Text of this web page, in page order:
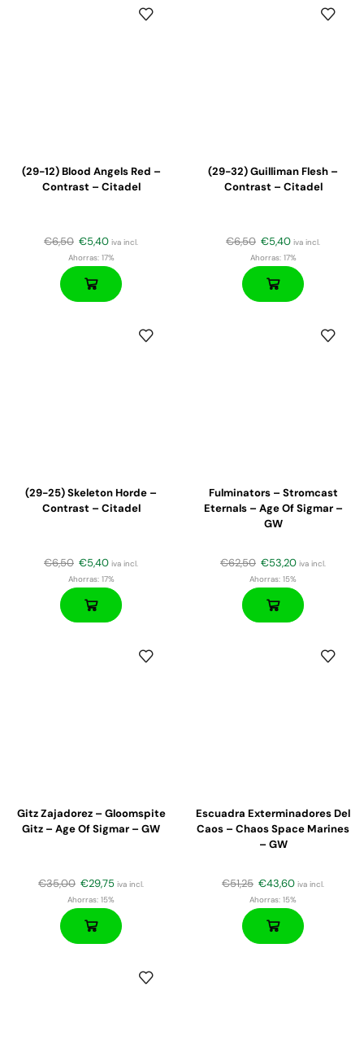
(29-12) Blood Angels Red –
Contrast – Citadel
€6,50 €5,40 iva incl.
Ahorras:17%
(29-32) Guilliman Flesh –
Contrast – Citadel
€6,50 €5,40 iva incl.
Ahorras:17%
(29-25) Skeleton Horde –
Contrast – Citadel
€6,50 €5,40 iva incl.
Ahorras:17%
Fulminators – Stromcast
Eternals – Age Of Sigmar –
GW
€62,50 €53,20 iva incl.
Ahorras: 15%
Gitz Zajadorez – Gloomspite
Gitz – Age Of Sigmar – GW
€35,00 €29,75 iva incl.
Ahorras: 15%
Escuadra Exterminadores Del
Caos – Chaos Space Marines
– GW
€51,25 €43,60 iva incl.
Ahorras: 15%